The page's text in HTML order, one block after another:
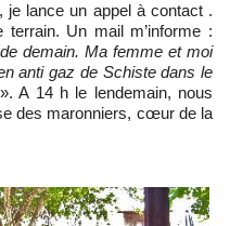
lance un appel à contact .
Un mail m’informe :
demain. Ma femme et moi
anti gaz de Schiste dans le
A 14 h le lendemain, nous
des maronniers, cœur de la